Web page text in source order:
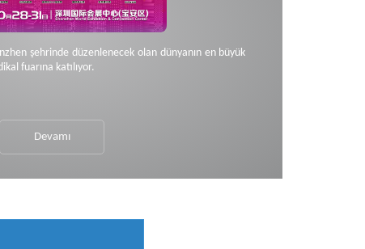
şehrinde düzenlenecek olan dünyanın en büyük
fuarına katılıyor.
Devamı